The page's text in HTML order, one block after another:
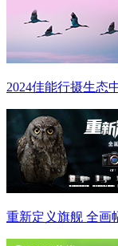
2024佳能行摄生态
重新定义旗舰 全画